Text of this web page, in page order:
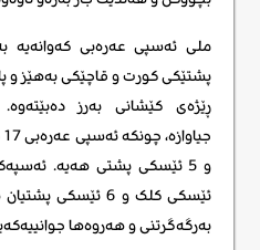
ملی ئەسپی عەرەبی کەوانەیە
پشتێکی کورت و قاچێکی بەهێز و
ڕێژەی کێشانی بەرز
ئێسکی کلک و 6
بەرگەگرتنی و هەروەها